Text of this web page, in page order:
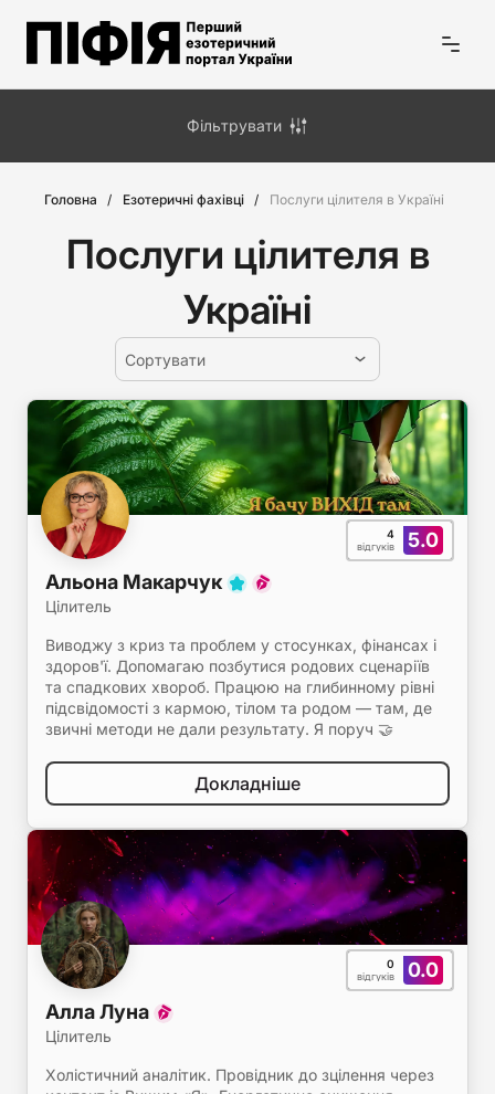
Головна Езотеричні фахівці Послуги цілителя в Україні
Послуги цілителя в
Україні
Сортувати
5.0
4
відгуків
Альона Макарчук
Цілитель
Виводжу з криз та проблем у стосунках, фінансах і
здоров'ї. Допомагаю позбутися родових сценаріїв
та спадкових хвороб. Працюю на глибинному рівні
підсвідомості з кармою, тілом та родом — там, де
звичні методи не дали результату. Я поруч 🤝
Докладніше
0.0
0
відгуків
Алла Луна
Цілитель
Холістичний аналітик. Провідник до зцілення через
Фільтрувати